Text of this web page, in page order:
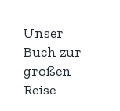
Unser
Buch zur
großen
Reise